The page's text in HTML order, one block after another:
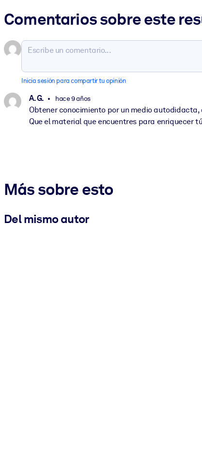
Comentarios sobre este
Inicia sesión para compartir tu opinión
A. G. hace 9 años
Obtener conocimiento por un medio
Que el material que encuentres para enriquecer
Más sobre esto
Del mismo autor